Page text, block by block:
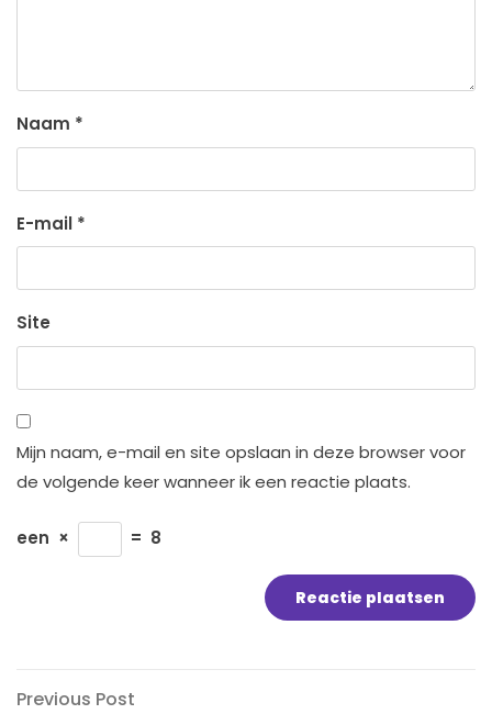
Naam *
E-mail *
Site
Mijn naam, e-mail en site opslaan in deze browser voor
de volgende keer wanneer ik een reactie plaats.
een × = 8
Previous
Previous Post